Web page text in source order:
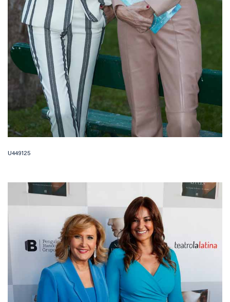
U449125